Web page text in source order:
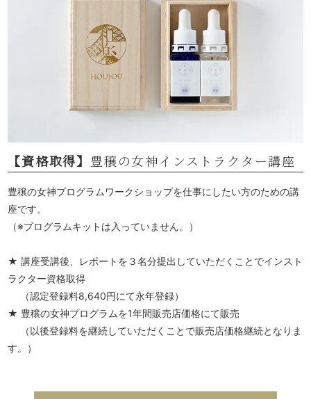
【資格取得】 豊穣の女神インストラクター講座
豊穣の女神プログラムワークショップを仕事にしたい方のための講
座です。
（※プログラムキットは入っていません。）
★ 講座受講後、レポートを３名分提出していただくことでインスト
ラクター資格取得
（認定登録料8,640円にて永年登録）
★ 豊穣の女神プログラムを1年間販売店価格にて販売
（以後登録料を継続していただくことで販売店価格継続となりま
す。）